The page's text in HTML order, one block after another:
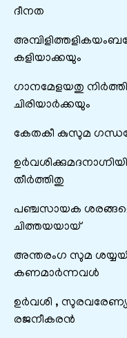
ദീനത
കളിയാക്കയും
ഗാനമേളയതു
ചിരിയാർക്കയും
കേതകീ കുസുമ
തീർത്തിതു
പഞ്ചസായക
ചിത്തയയായ്
അന്തരംഗ സുമ
കണമാർന്നവൾ
ഉർവശി ,
രജനീകരൻ